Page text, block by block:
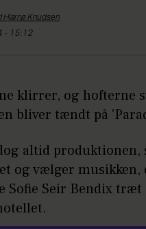
HjarnøKnudsen
- 15:12
klirrer, og hofterne
bliver tændt på
altid produktionen,
og vælger musikken,
Sofie Seir Bendix træt